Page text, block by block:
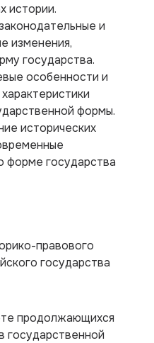
истории.
и
изменения,
государства.
особенности и
формы.
исторических
форме государства
правового
государства
продолжающихся
государственной